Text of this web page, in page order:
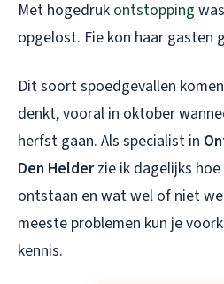
Met hogedruk ontstopping
opgelost. Fie kon haar gasten
Dit soort spoedgevallen
denkt, vooral in oktober
herfst gaan. Als specialist in
Den Helderzie ik dagelijks
ontstaan en wat wel of niet
meeste problemen kun je
kennis.